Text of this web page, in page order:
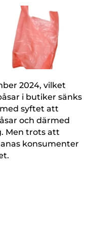
2024, vilket
i butiker sänks
syftet att
och därmed
Men trots att
konsumenter